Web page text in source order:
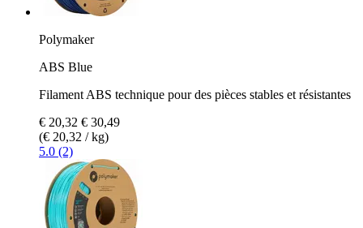
Polymaker
ABS Blue
Filament ABS technique pour des pièces stables et résistantes
€ 20,32 € 30,49
(€ 20,32 / kg)
5.0 (2)